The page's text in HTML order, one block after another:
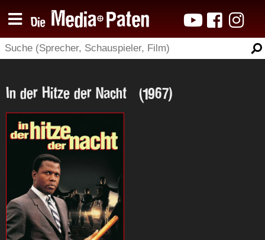
In der Hitze der Nacht (1967)